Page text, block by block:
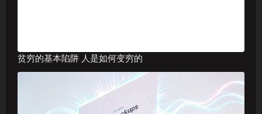
贫穷的基本陷阱 人是如何变穷的